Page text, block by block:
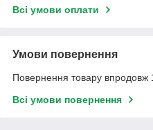
Всі умови оплати
Умови повернення
Повернення товару впродовж
Всі умови повернення